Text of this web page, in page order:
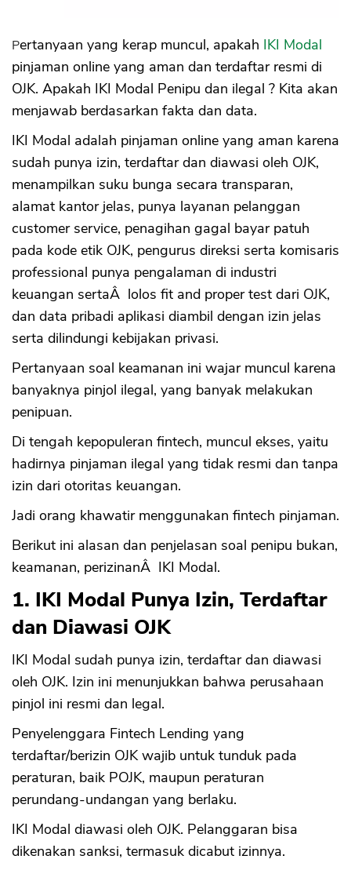
Pertanyaan yang kerap muncul, apakah IKI Modal
pinjaman online yang aman dan terdaftar resmi di
OJK. Apakah IKI Modal Penipu dan ilegal ? Kita akan
menjawab berdasarkan fakta dan data.
IKI Modal adalah pinjaman online yang aman karena
sudah punya izin, terdaftar dan diawasi oleh OJK,
menampilkan suku bunga secara transparan,
alamat kantor jelas, punya layanan pelanggan
customer service, penagihan gagal bayar patuh
pada kode etik OJK, pengurus direksi serta komisaris
professional punya pengalaman di industri
keuangan sertaÂ lolos fit and proper test dari OJK,
dan data pribadi aplikasi diambil dengan izin jelas
serta dilindungi kebijakan privasi.
Pertanyaan soal keamanan ini wajar muncul karena
banyaknya pinjol ilegal, yang banyak melakukan
penipuan.
Di tengah kepopuleran fintech, muncul ekses, yaitu
hadirnya pinjaman ilegal yang tidak resmi dan tanpa
izin dari otoritas keuangan.
Jadi orang khawatir menggunakan fintech pinjaman.
Berikut ini alasan dan penjelasan soal penipu bukan,
keamanan, perizinanÂ IKI Modal.
1. IKI Modal Punya Izin, Terdaftar
dan Diawasi OJK
IKI Modal sudah punya izin, terdaftar dan diawasi
oleh OJK. Izin ini menunjukkan bahwa perusahaan
pinjol ini resmi dan legal.
Penyelenggara Fintech Lending yang
terdaftar/berizin OJK wajib untuk tunduk pada
peraturan, baik POJK, maupun peraturan
perundang-undangan yang berlaku.
IKI Modal diawasi oleh OJK. Pelanggaran bisa
dikenakan sanksi, termasuk dicabut izinnya.